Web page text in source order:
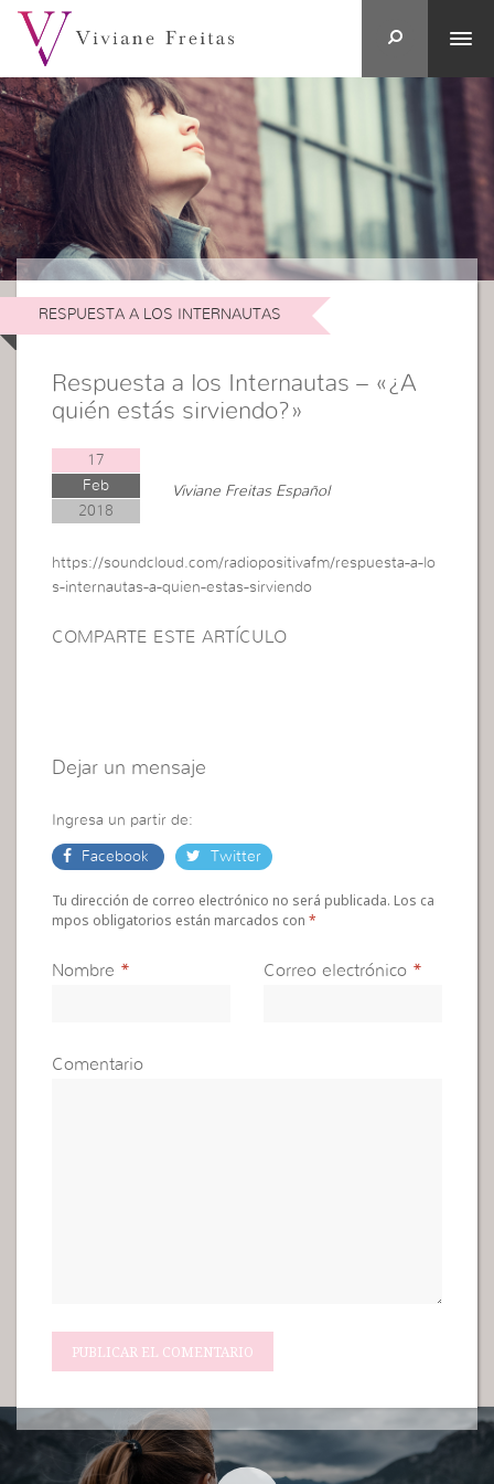
RESPUESTA A LOS INTERNAUTAS
Respuesta a los Internautas – «¿A
quién estás sirviendo?»
17
Feb
2018
Viviane Freitas Español
https://soundcloud.com/radiopositivafm/respuesta-a-lo
s-internautas-a-quien-estas-sirviendo
COMPARTE ESTE ARTÍCULO
Dejar un mensaje
Ingresa un partir de:
Facebook Twitter
Tu dirección de correo electrónico no será publicada. Los ca
mpos obligatorios están marcados con*
Nombre * Correo electrónico *
Comentario